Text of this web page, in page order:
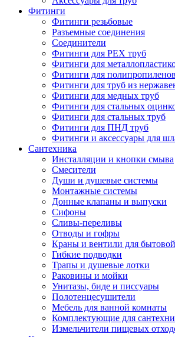
Фитинги
Фитинги резьбовые
Разъемные соединения
Соединители
Фитинги для PEX труб
Фитинги для
Фитинги для
Фитинги для труб из
Фитинги для медных труб
Фитинги для стальных
Фитинги для стальных труб
Фитинги для ПНД труб
Фитинги и аксессуары для
Сантехника
Инсталляции и кнопки смыва
Смесители
Души и душевые системы
Монтажные системы
Донные клапаны и выпуски
Сифоны
Сливы-переливы
Отводы и гофры
Краны и вентили для
Гибкие подводки
Трапы и душевые лотки
Раковины и мойки
Унитазы, биде и писсуары
Полотенцесушители
Мебель для ванной комнаты
Комплектующие для
Измельчители пищевых